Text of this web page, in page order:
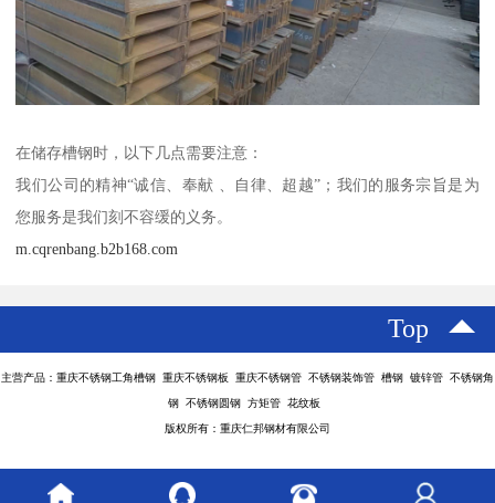
在储存槽钢时，以下几点需要注意：
我们公司的精神“诚信、奉献 、自律、超越”；我们的服务宗旨是为
您服务是我们刻不容缓的义务。
m.cqrenbang.b2b168.com
Top
主营产品：重庆不锈钢工角槽钢 重庆不锈钢板 重庆不锈钢管 不锈钢装饰管 槽钢 镀锌管 不锈钢角
钢 不锈钢圆钢 方矩管 花纹板
版权所有：重庆仁邦钢材有限公司